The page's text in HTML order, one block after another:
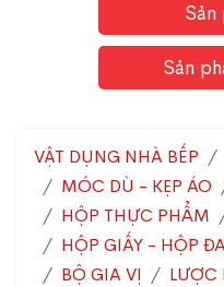
Sản
Sản
VẬT DỤNG NHÀ BẾP
MÓC DÙ - KẸP ÁO
HỘP THỰC PHẨM
HỘP GIẤY - HỘP
BỘ GIA VỊ
LƯỢC